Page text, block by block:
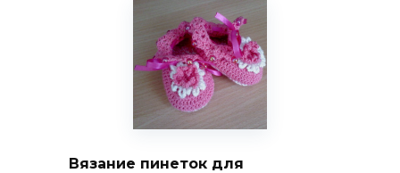
Вязание пинеток для